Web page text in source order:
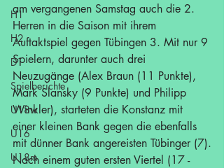
H1
H2
D1
Spielberichte
U18w
U16
U18m
am vergangenen Samstag auch die 2.
Herren in die Saison mit ihrem
Auftaktspiel gegen Tübingen 3. Mit nur 9
Spielern, darunter auch drei
Neuzugänge (Alex Braun (11 Punkte),
Mark Slansky (9 Punkte) und Philipp
Winkler), starteten die Konstanz mit
einer kleinen Bank gegen die ebenfalls
mit dünner Bank angereisten Tübinger (7).
Nach einem guten ersten Viertel (17 -